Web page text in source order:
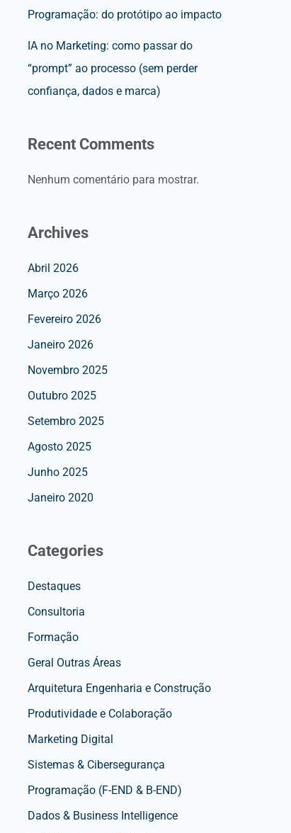
Programação: do protótipo ao impacto
IA no Marketing: como passar do
“prompt” ao processo (sem perder
confiança, dados e marca)
Recent Comments
Nenhum comentário para mostrar.
Archives
Abril 2026
Março 2026
Fevereiro 2026
Janeiro 2026
Novembro 2025
Outubro 2025
Setembro 2025
Agosto 2025
Junho 2025
Janeiro 2020
Categories
Destaques
Consultoria
Formação
Geral Outras Áreas
Arquitetura Engenharia e Construção
Produtividade e Colaboração
Marketing Digital
Sistemas & Cibersegurança
Programação (F-END & B-END)
Dados & Business Intelligence